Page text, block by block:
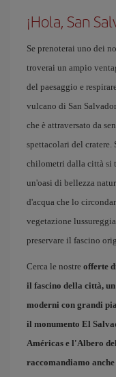
¡Hola, San
Se prenoterai uno dei
troverai un ampio
del paesaggio e
vulcano di San
che è attraversato da
spettacolari del cratere.
chilometri dalla città si
un'oasi di bellezza
d'acqua che lo
vegetazione
preservare il fascino
Cerca le nostre offerte
il fascino della città,
moderni con grandi
il monumento El
Américas e l'Albero
raccomandiamo